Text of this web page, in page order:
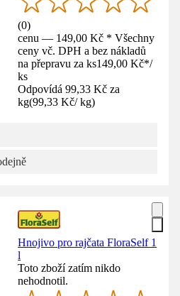
(0)
cenu — 149,00 Kč * Všechny
ceny vč. DPH a bez nákladů
na přepravu za ks149,00 Kč*/
ks
Odpovídá 99,33 Kč za
kg(99,33 Kč/ kg)
Hnojivo pro rajčata FloraSelf 1
l
Toto zboží zatím nikdo
nehodnotil.